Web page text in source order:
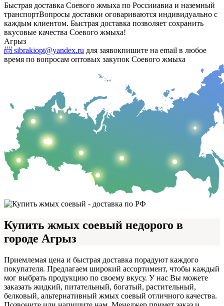
Быстрая доставка Соевого жмыха по Россииавиа и наземный
транспортВопросы доставки оговариваются индивидуально с
каждым клиентом. Быстрая доставка позволяет сохранить
вкусовые качества Соевого жмыха!
Агрыз
📨 sibrakiopt@yandex.ru для заявокпишите на email в любое
время по вопросам оптовых закупок Соевого жмыха
Купить жмых соевый недорого в
городе Агрыз
Приемлемая цена и быстрая доставка порадуют каждого
покупателя. Предлагаем широкий ассортимент, чтобы каждый
мог выбрать продукцию по своему вкусу. У нас Вы можете
заказать жидкий, питательный, богатый, растительный,
белковый, альтернативный жмых соевый отличного качества.